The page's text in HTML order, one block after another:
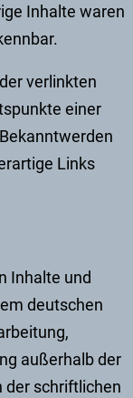
Inhalte waren
verlinkten
einer
Links
Inhalte und
deutschen
außerhalb der
der schriftlichen